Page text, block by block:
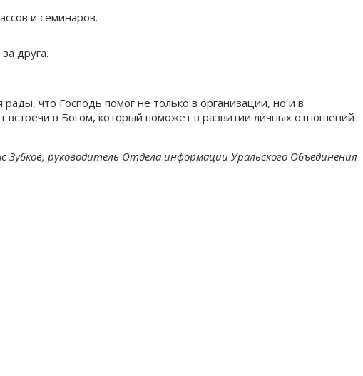
и семинаров.
друга.
что Господь помог не только в организации, но и в
в Богом, который поможет в развитии личных отношений
Зубков, руководитель Отдела информации Уральского Объединения